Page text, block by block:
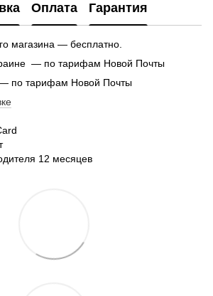
Оплата Гарантия
магазина — бесплатно.
— по тарифам Новой Почты
по тарифам Новой Почты
12 месяцев